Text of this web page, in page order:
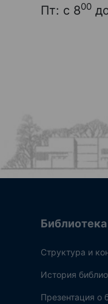
Пт: с 800
Библиотека
Структура и
История
Презентация о